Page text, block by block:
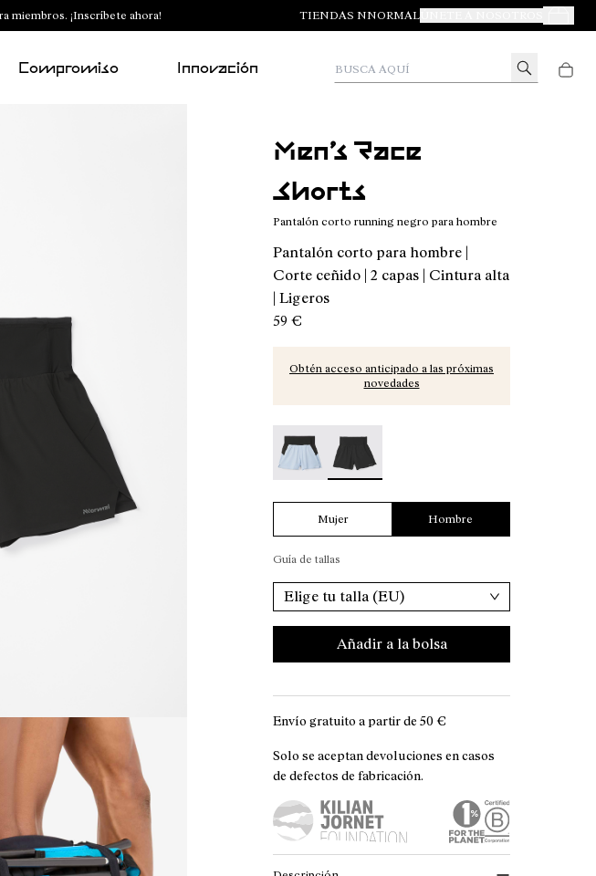
miembros. ¡Inscríbete ahora! TIENDAS NNORMAL Tus
Compromiso Innovación
Men’s Race
Shorts
Pantalón corto running negro para hombre
Pantalón corto para hombre |
Corte ceñido | 2 capas | Cintura alta
| Ligeros
59 €
Obtén acceso anticipado a las próximas
novedades
Men’s Race Shorts - N1CMRS1-002
Men’s Race Shorts - N1CMRS1-001 -
Mujer Hombre
Guía de tallas
Elige tu talla (EU)
Añadir a la bolsa
Envío gratuito a partir de 50 €
Solo se aceptan devoluciones en casos
de defectos de fabricación.